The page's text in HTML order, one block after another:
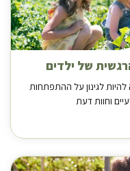
של ילדים
לגינון על ההתפתחות
וחוות דעת